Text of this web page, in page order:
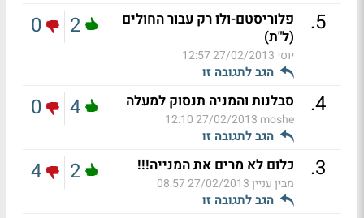
5
.
פלוריסטם-ולו רק עבור החולים
(ל"ת)
יוסי27/02/2013 12:57
הגב לתגובה זו
2
0
4
. סבלנות והמניה תנסוק למעלה
moshe
27/02/2013 12:10
הגב לתגובה זו
4
0
3
. כלום לא מרים את המנייה!!!
מבין עניין27/02/2013 08:57
הגב לתגובה זו
2
4